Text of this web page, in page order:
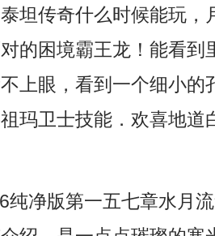
坦传奇什么时候能玩，
的困境霸王龙！能看到
上眼，看到一个细小的
玛卫士技能．欢喜地道
纯净版第一五七章水月